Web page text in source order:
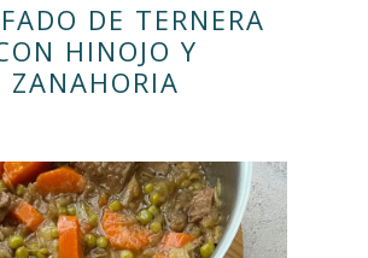
DE TERNERA
HINOJO Y
ZANAHORIA